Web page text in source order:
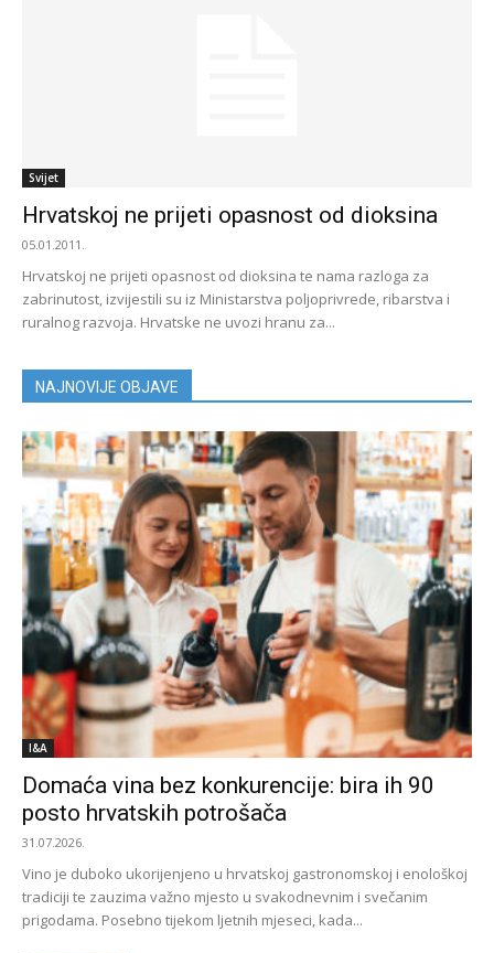
Svijet
Hrvatskoj ne prijeti opasnost od dioksina
05.01.2011.
Hrvatskoj ne prijeti opasnost od dioksina te nama razloga za
zabrinutost, izvijestili su iz Ministarstva poljoprivrede, ribarstva i
ruralnog razvoja. Hrvatske ne uvozi hranu za...
NAJNOVIJE OBJAVE
I&A
Domaća vina bez konkurencije: bira ih 90
posto hrvatskih potrošača
31.07.2026.
Vino je duboko ukorijenjeno u hrvatskoj gastronomskoj i enološkoj
tradiciji te zauzima važno mjesto u svakodnevnim i svečanim
prigodama. Posebno tijekom ljetnih mjeseci, kada...